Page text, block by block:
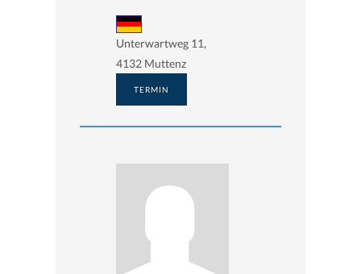
Unterwartweg 11,
4132 Muttenz
TERMIN